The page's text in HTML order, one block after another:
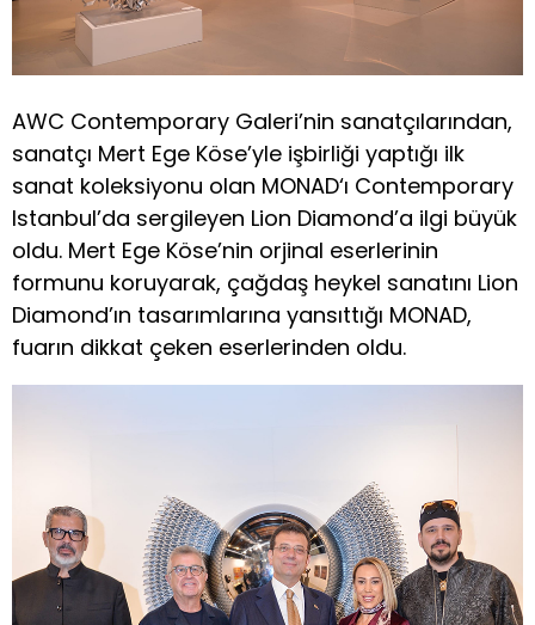
AWC Contemporary Galeri’nin sanatçılarından,
sanatçı Mert Ege Köse’yle işbirliği yaptığı ilk
sanat koleksiyonu olan MONAD‘ı Contemporary
Istanbul’da sergileyen Lion Diamond’a ilgi büyük
oldu. Mert Ege Köse’nin orjinal eserlerinin
formunu koruyarak, çağdaş heykel sanatını Lion
Diamond’ın tasarımlarına yansıttığı MONAD,
fuarın dikkat çeken eserlerinden oldu.